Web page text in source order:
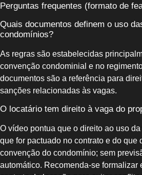
Perguntas frequentes (formato de
Quais documentos definem o uso
condomínios?
As regras são estabelecidas
convenção condominial e no
documentos são a referência para
sanções relacionadas às vagas.
O locatário tem direito à vaga do
O vídeo pontua que o direito ao uso
que for pactuado no contrato e do que
convenção do condomínio; sem
automático. Recomenda-se formalizar